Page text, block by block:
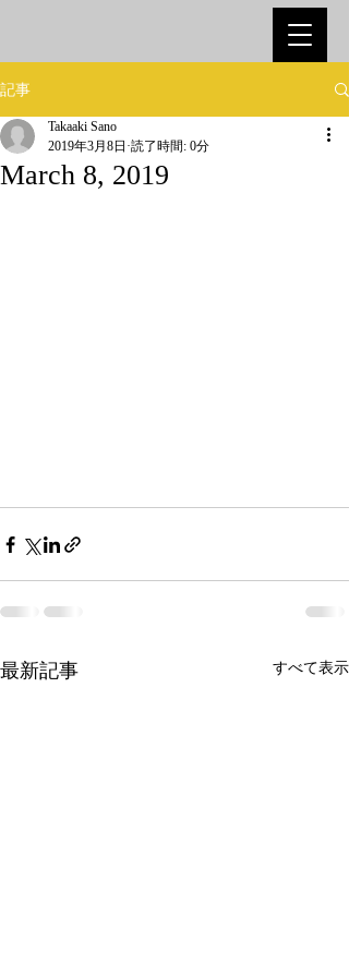
記事
March 8, 2019
Takaaki Sano
2019年3月8日 読了時間: 0分
最新記事 すべて表示